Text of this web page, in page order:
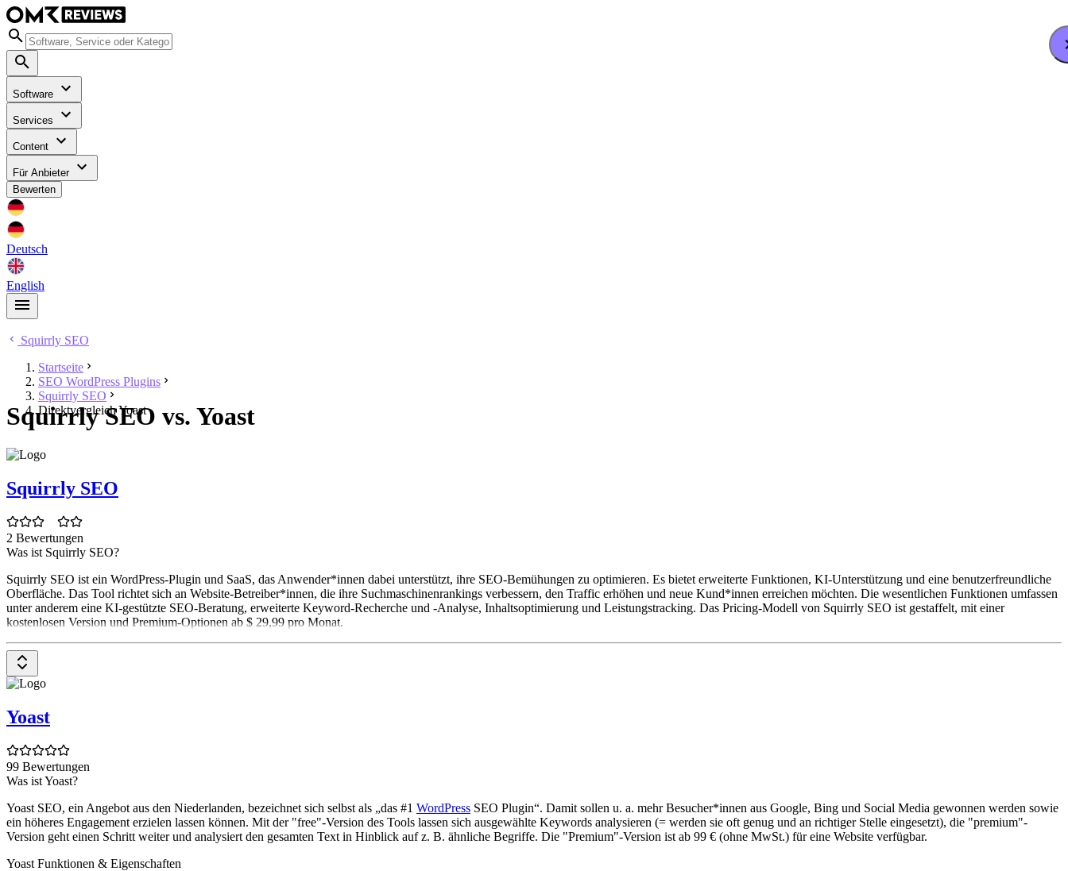
Software
Services
Content
Für Anbieter
Bewerten
Deutsch
English
Squirrly SEO
Startseite
SEO WordPress Plugins
Squirrly SEO
Direktvergleich Yoast
Squirrly SEO vs. Yoast
Squirrly SEO
2 Bewertungen
Was ist Squirrly SEO?
Squirrly SEO ist ein WordPress-Plugin und SaaS, das Anwender*innen dabei unterstützt, ihre SEO-Bemühungen zu optimieren. Es bietet erweiterte Funktionen, KI-Unterstützung und eine benutzerfreundliche
Oberfläche. Das Tool richtet sich an Website-Betreiber*innen, die ihre Suchmaschinenrankings verbessern, den Traffic erhöhen und neue Kund*innen erreichen möchten. Die wesentlichen Funktionen umfassen
unter anderem eine KI-gestützte SEO-Beratung, erweiterte Keyword-Recherche und -Analyse, Inhaltsoptimierung und Leistungstracking. Das Pricing-Modell von Squirrly SEO ist gestaffelt, mit einer
kostenlosen Version und Premium-Optionen ab $ 29,99 pro Monat.
Yoast
99 Bewertungen
Was ist Yoast?
Yoast SEO, ein Angebot aus den Niederlanden, bezeichnet sich selbst als „das #1 WordPress SEO Plugin“. Damit sollen u. a. mehr Besucher*innen aus Google, Bing und Social Media gewonnen werden sowie
ein höheres Engagement erzielen lassen können. Mit der "free"-Version des Tools lassen sich ausgewählte Keywords analysieren (= werden sie oft genug und an richtiger Stelle eingesetzt), die "premium"-
Version geht einen Schritt weiter und analysiert den gesamten Text in Hinblick auf z. B. ähnliche Begriffe. Die "Premium"-Version ist ab 99 € (ohne MwSt.) für eine Website verfügbar.
Yoast Funktionen & Eigenschaften